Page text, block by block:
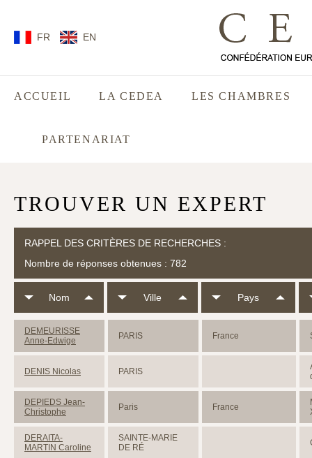
FR EN
ACCUEIL LA CEDEA LES CHAMBRES
PARTENARIAT
TROUVER UN EXPERT
RAPPEL DES CRITÈRES DE RECHERCHES :
Nombre de réponses obtenues : 782
Nom Ville Pays
DEMEURISSE
Anne-Edwige
PARIS France
DENIS Nicolas PARIS
DEPIEDS Jean-
Christophe
Paris France
DERAITA-
MARTIN Caroline
SAINTE-MARIE
DE RÉ